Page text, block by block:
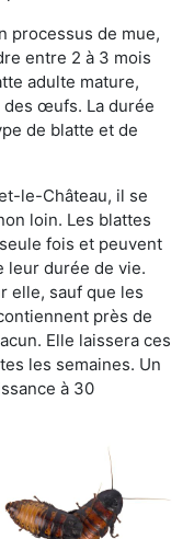
processus de mue,
entre 2 à 3 mois
adulte mature,
des œufs. La durée
de blatte et de
le-Château, il se
loin. Les blattes
fois et peuvent
leur durée de vie.
elle, sauf que les
près de
Elle laissera ces
les semaines. Un
à 30